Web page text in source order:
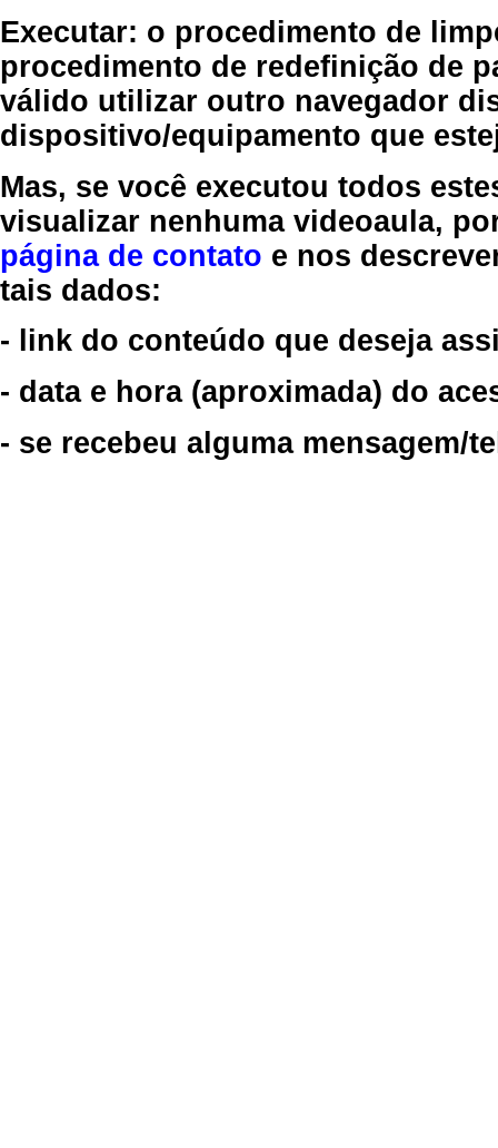
Executar: o procedimento de
procedimento de redefinição de
válido utilizar outro navegador
dispositivo/equipamento que
Mas, se você executou todos
visualizar nenhuma videoaula,
página de contato e nos
tais dados:
- link do conteúdo que deseja
- data e hora (aproximada) do
- se recebeu alguma mensagem/